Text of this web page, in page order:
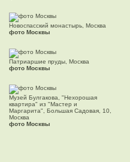
Новоспасский монастырь, Москва
фото Москвы
Патриаршие пруды, Москва
фото Москвы
Музей Булгакова, "Нехорошая
квартира" из "Мастер и
Маргарита", Большая Садовая, 10,
Москва
фото Москвы